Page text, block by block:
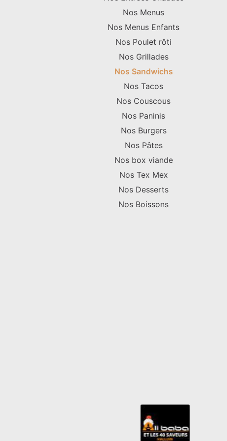
Nos Menus
Nos Menus Enfants
Nos Poulet rôti
Nos Grillades
Nos Sandwichs
Nos Tacos
Nos Couscous
Nos Paninis
Nos Burgers
Nos Pâtes
Nos box viande
Nos Tex Mex
Nos Desserts
Nos Boissons